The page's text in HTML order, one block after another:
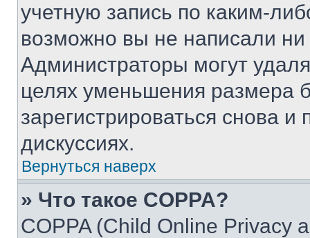
учетную запись по каким-
возможно вы не написали
Администраторы могут
целях уменьшения размера
зарегистрироваться снова и
дискуссиях.
Вернуться наверх
» Что такое COPPA?
COPPA (Child Online Privacy